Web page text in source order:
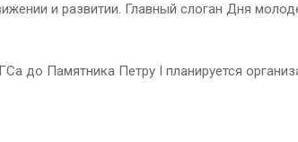
и развитии. Главный слоган Дня
до Памятника Петру I планируется